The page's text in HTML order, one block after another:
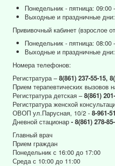
Понедельник - пятница: 09:00
Выходные и праздничные
Прививочный кабинет (взрослое
Понедельник - пятница: 08:00
Выходные и праздничные
Номера телефонов:
Регистратура –8(861) 237-55-15,
Прием терапевтических вызовов
Регистратура детская –8(861)
Регистратура женской
ОВОП ул.Парусная, 10/2 - 8-961-
Дневной стационар - 8(861) 278-
Главный врач
Прием граждан
Понедельник с 16:00 до 17:00
Среда с 10:00 до 11:00